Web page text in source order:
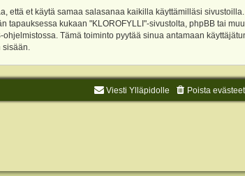
että et käytä samaa salasanaa kaikilla käyttämilläsi
kukaan "KLOROFYLLI"-sivustolta, phpBB tai
Tämä toiminto pyytää sinua antamaan
Poista evästeet
Viesti Ylläpidolle